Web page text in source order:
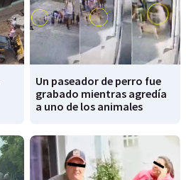
Un paseador de perro fue
grabado mientras agredía
a uno de los animales